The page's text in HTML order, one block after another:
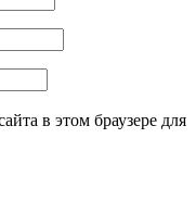
в этом браузере для